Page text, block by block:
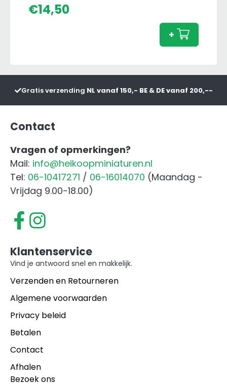
€14,50
met
aantal
+
Gratis verzending NL vanaf 150,- BE & DE vanaf 200,--
Contact
Vragen of opmerkingen?
Mail: info@heikoopminiaturen.nl
Tel: 06-10417271 / 06-16014070 (Maandag -
Vrijdag 9.00-18.00)
Klantenservice
Vind je antwoord snel en makkelijk.
Verzenden en Retourneren
Algemene voorwaarden
Privacy beleid
Betalen
Contact
Afhalen
Bezoek ons